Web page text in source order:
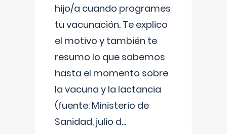
hijo/a cuando programes
tu vacunación. Te explico
el motivo y también te
resumo lo que sabemos
hasta el momento sobre
la vacuna y la lactancia
(fuente: Ministerio de
Sanidad, julio d...